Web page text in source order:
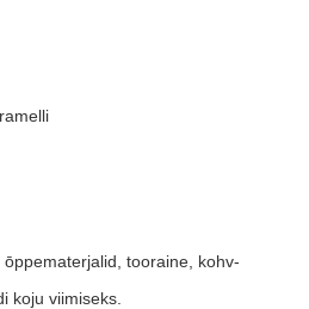
tooraine, kohv-
koju viimiseks.